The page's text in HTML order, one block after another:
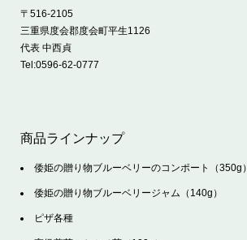
〒516-2105
三重県度会郡度会町平生1126
代表 中西貞
Tel:0596-62-0777
商品ラインナップ
倭姫の贈り物ブルーベリーのコンポート（350g）
倭姫の贈り物ブルーベリージャム（140g）
ピザ各種